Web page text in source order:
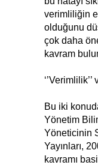
verimliliğin
olduğunu
çok daha
kavram
‘’Verimlilik’’
Bu iki
Yönetim
Yöneticinin
Yayınları,
kavramı